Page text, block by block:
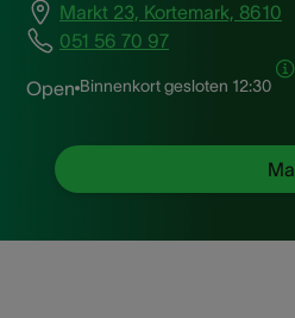
Markt 23, Kortemark, 8610
051 56 70 97
Open Binnenkort gesloten 12:30